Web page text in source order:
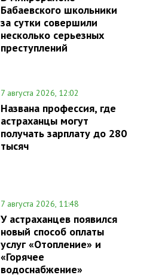
Бабаевского школьники
за сутки совершили
несколько серьезных
преступлений
7 августа 2026, 12:02
Названа профессия, где
астраханцы могут
получать зарплату до 280
тысяч
7 августа 2026, 11:48
У астраханцев появился
новый способ оплаты
услуг «Отопление» и
«Горячее
водоснабжение»